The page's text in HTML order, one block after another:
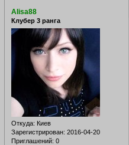
Alisa88
Клубер 3 ранга
Откуда: Киев
Зарегистрирован: 2016-04-20
Приглашений: 0